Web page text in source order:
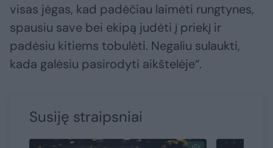
visas jėgas, kad padėčiau laimėti rungtynes,
spausiu save bei ekipą judėti į priekį ir
padėsiu kitiems tobulėti. Negaliu sulaukti,
kada galėsiu pasirodyti aikštelėje“.
Susiję straipsniai